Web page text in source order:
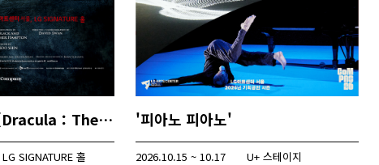
뮤지컬 드라큘라 (Dracula：The Musical)
LG SIGNATURE 홀
'피아노 피아노'
2026.10.15 ~ 10.17 U+ 스테이지